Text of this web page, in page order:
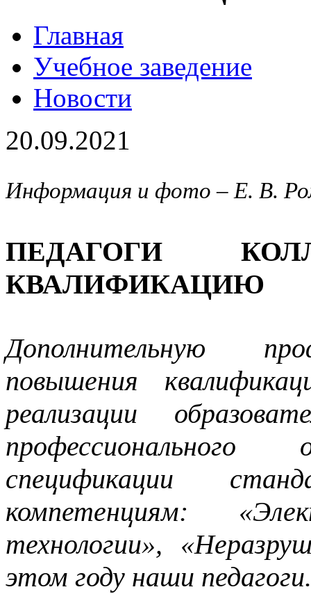
Главная
Учебное заведение
Новости
20.09.2021
Информация и фото – Е. В.
ПЕДАГОГИ
КВАЛИФИКАЦИЮ
Дополнительную
повышения
реализации
спецификации
компетенциям:
технологии»,
этом году наши педагоги.